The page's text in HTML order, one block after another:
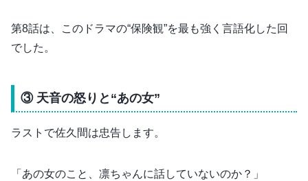
第8話は、このドラマの“保険観”を最も強く言語化した回
でした。
③ 天音の怒りと“あの女”
ラストで佐久間は忠告します。
「あの女のこと、凛ちゃんに話していないのか？」